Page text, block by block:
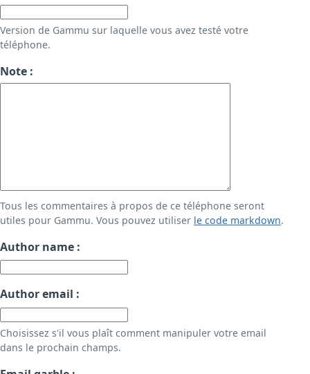
Version de Gammu sur laquelle vous avez testé votre
téléphone.
Note :
Tous les commentaires à propos de ce téléphone seront
utiles pour Gammu. Vous pouvez utiliser le code markdown.
Author name :
Author email :
Choisissez s'il vous plaît comment manipuler votre email
dans le prochain champs.